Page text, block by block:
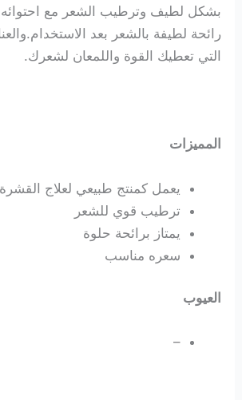
بشكل لطيف وترطيب الشعر مع
رائحة لطيفة بالشعر بعد
التي تعطيك القوة واللمعان لشعرك.
المميزات
يعمل كمنتج طبيعي لعلاج القشرة
ترطيب قوي للشعر
يمتاز برائحة حلوة
سعره مناسب
العيوب
–